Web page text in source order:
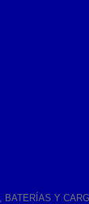
BATERÍAS Y